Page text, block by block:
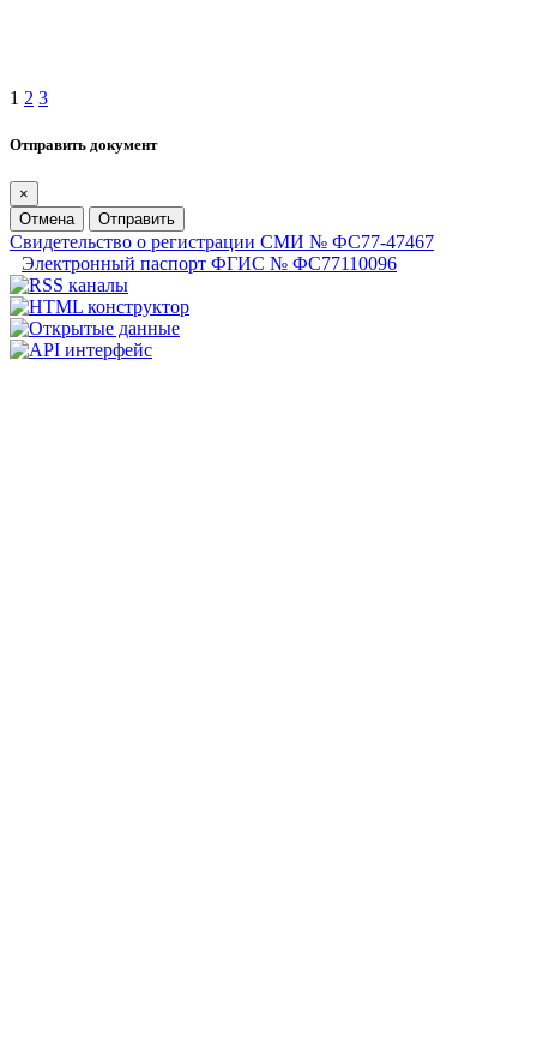
1 2 3
Отправить документ
×
Отмена
Отправить
Свидетельство о регистрации СМИ № ФС77-47467
Электронный паспорт ФГИС № ФС77110096